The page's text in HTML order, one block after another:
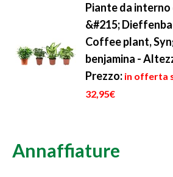
Piante da
&#215;
Coffee plant,
benjamina -
Prezzo: in offerta
32,95€
Annaffiature